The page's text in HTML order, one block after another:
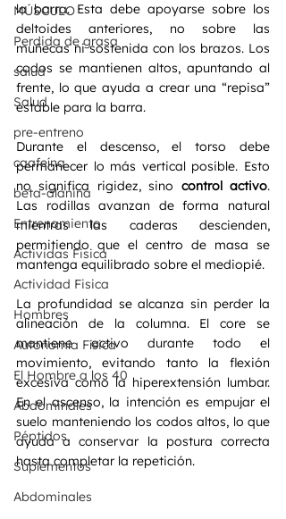
MÚSCULO
Perdida de grasa
salud
Salud
pre-entreno
caafeína
beta-alanina
Entrenamiento
Actividas Fisica
Actividad Fisica
Hombres
Autonomía Física
El Hombre a los 40
Abdominales
Péptidos
Suplementos
Abdominales
la barra. Esta debe apoyarse sobre los
deltoides anteriores, no sobre las
muñecas ni sostenida con los brazos. Los
codos se mantienen altos, apuntando al
frente, lo que ayuda a crear una “repisa”
estable para la barra.
Durante el descenso, el torso debe
permanecer lo más vertical posible. Esto
no significa rigidez, sino control activo.
Las rodillas avanzan de forma natural
mientras las caderas descienden,
permitiendo que el centro de masa se
mantenga equilibrado sobre el mediopié.
La profundidad se alcanza sin perder la
alineación de la columna. El core se
mantiene activo durante todo el
movimiento, evitando tanto la flexión
excesiva como la hiperextensión lumbar.
En el ascenso, la intención es empujar el
suelo manteniendo los codos altos, lo que
ayuda a conservar la postura correcta
hasta completar la repetición.